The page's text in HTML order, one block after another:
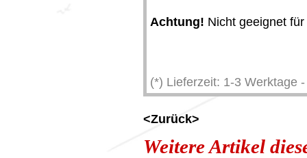
Achtung! Nicht geeignet
(*) Lieferzeit: 1-3 Werktage
<Zurück>
Weitere Artikel